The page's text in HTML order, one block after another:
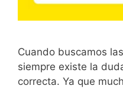
Cuando buscamos
siempre existe la
correcta. Ya que